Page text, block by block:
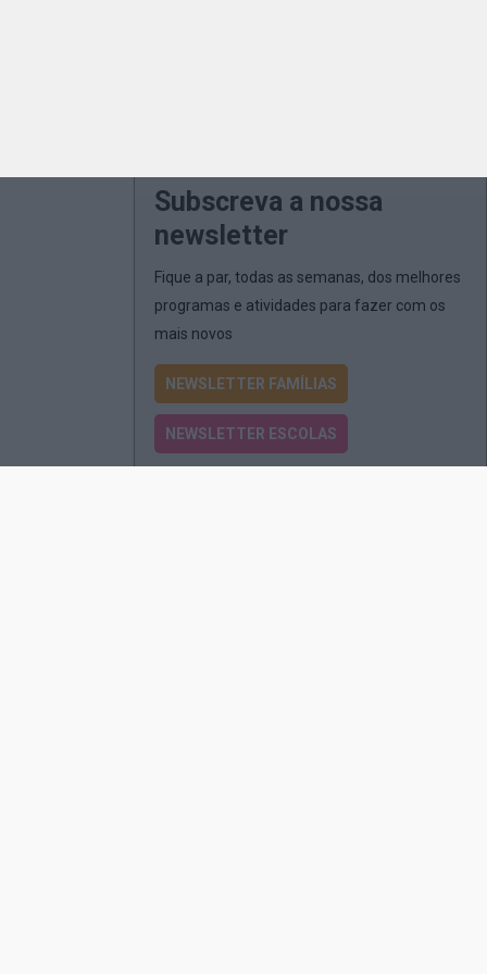
Subscreva a nossa
newsletter
Fique a par, todas as semanas, dos melhores
programas e atividades para fazer com os
mais novos
NEWSLETTER FAMÍLIAS
NEWSLETTER ESCOLAS